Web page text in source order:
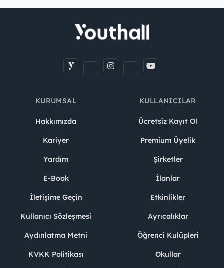
KURUMSAL
Hakkımızda
Kariyer
Yardım
E-Book
İletişime Geçin
Kullanıcı Sözleşmesi
Aydınlatma Metni
KVKK Politikası
KULLANICILAR
Ücretsiz Kayıt Ol
Premium Üyelik
Şirketler
İlanlar
Etkinlikler
Ayrıcalıklar
Öğrenci Kulüpleri
Okullar